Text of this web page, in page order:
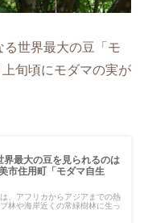
る世界最大の豆「モ
旬頃にモダマの実が
市住用町「モダマ自生
、アフリカからアジアまでの熱
林や海岸近くの常緑樹林に生っ